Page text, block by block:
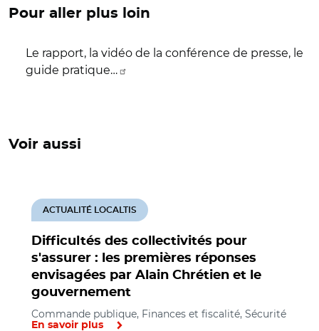
Pour aller plus loin
Le rapport, la vidéo de la conférence de presse, le
guide pratique…
Voir aussi
Difficultés des collectivités pour
s'assurer : les premières réponses
envisagées par Alain Chrétien et le
gouvernement
ACTUALITÉ LOCALTIS
Commande publique, Finances et fiscalité, Sécurité
En savoir plus